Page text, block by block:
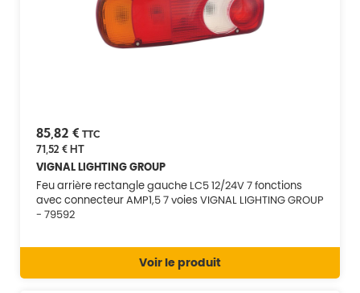
85,82 € TTC
71,52 €HT
VIGNAL LIGHTING GROUP
Feu arrière rectangle gauche LC5 12/24V 7 fonctions
avec connecteur AMP1,5 7 voies VIGNAL LIGHTING GROUP
- 79592
Voir le produit